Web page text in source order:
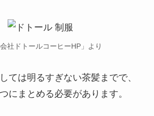
会社ドトールコーヒーHP」より
ては明るすぎない茶髪までで、
にまとめる必要があります。